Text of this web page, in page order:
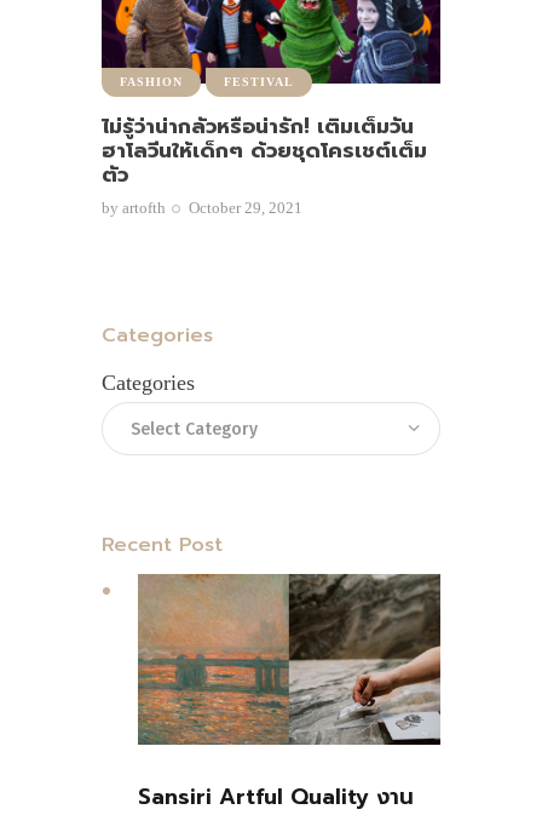
FASHION FESTIVAL
ไม่รู้ว่าน่ากลัวหรือน่ารัก! เติมเต็มวัน
ฮาโลวีนให้เด็กๆ ด้วยชุดโครเชต์เต็ม
ตัว
by artofth October 29, 2021
Categories
Categories
Recent Post
Sansiri Artful Quality งาน